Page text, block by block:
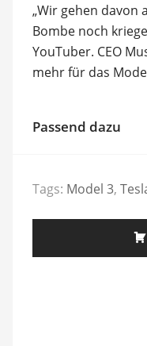
„Wir gehen davon
Bombe noch
YouTuber. CEO
mehr für das
Passend dazu
Tags: Model 3,